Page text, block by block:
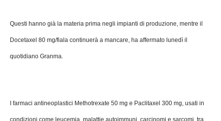
Questi hanno già la materia prima negli impianti di produzione, mentre il
Docetaxel 80 mg/fiala continuerà a mancare, ha affermato lunedì il
quotidiano Granma.
I farmaci antineoplastici Methotrexate 50 mg e Paclitaxel 300 mg, usati in
condizioni come leucemia, malattie autoimmuni, carcinomi e sarcomi, tra